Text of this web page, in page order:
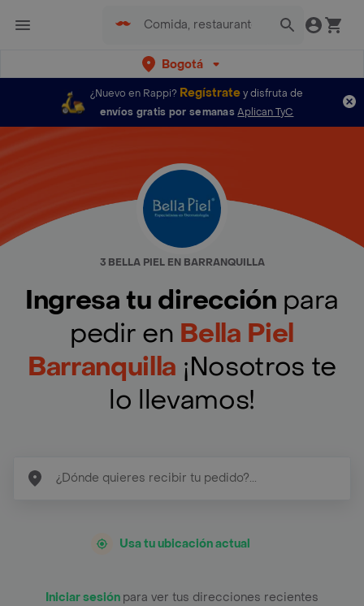
Bogotá
¿Nuevo en Rappi? Regístratey disfruta de
envíos gratis por semanas Aplican TyC
3 BELLA PIEL EN BARRANQUILLA
Ingresa tu dirección para
pedir en Bella Piel
Barranquilla ¡Nosotros te
lo llevamos!
Usa tu ubicación actual
Iniciar sesión para ver tus direcciones recientes